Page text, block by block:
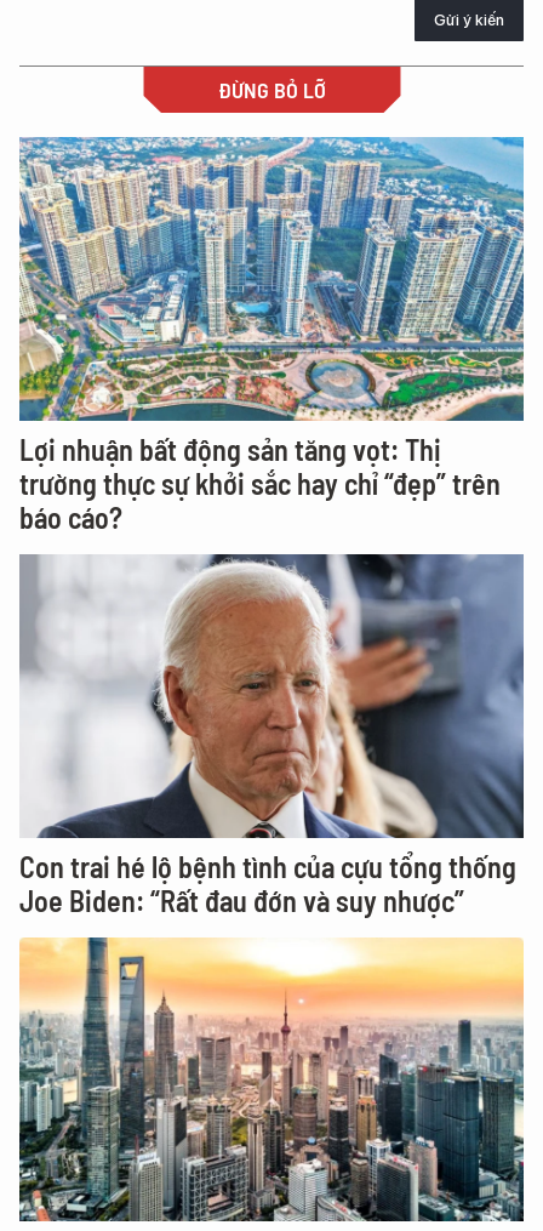
Gửi ý kiến
ĐỪNG BỎ LỠ
Lợi nhuận bất động sản tăng vọt: Thị
trường thực sự khởi sắc hay chỉ “đẹp” trên
báo cáo?
Con trai hé lộ bệnh tình của cựu tổng thống
Joe Biden: “Rất đau đớn và suy nhược”